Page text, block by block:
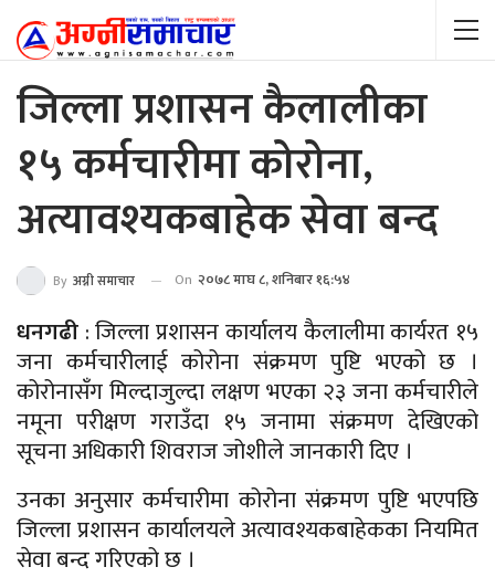
जिल्ला प्रशासन कैलालीका
१५ कर्मचारीमा कोरोना,
अत्यावश्यकबाहेक सेवा बन्द
By अग्नी समाचार On २०७८ माघ ८, शनिबार १६:५४
धनगढी : जिल्ला प्रशासन कार्यालय कैलालीमा कार्यरत १५
जना कर्मचारीलाई कोरोना संक्रमण पुष्टि भएको छ ।
कोरोनासँग मिल्दाजुल्दा लक्षण भएका २३ जना कर्मचारीले
नमूना परीक्षण गराउँदा १५ जनामा संक्रमण देखिएको
सूचना अधिकारी शिवराज जोशीले जानकारी दिए ।
उनका अनुसार कर्मचारीमा कोरोना संक्रमण पुष्टि भएपछि
जिल्ला प्रशासन कार्यालयले अत्यावश्यकबाहेकका नियमित
सेवा बन्द गरिएको छ ।